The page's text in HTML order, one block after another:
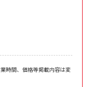
時間、価格等掲載内容は変